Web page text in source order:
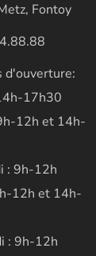
Fontoy
d'ouverture:
17h30
12h et 14h-
: 9h-12h
12h et 14h-
: 9h-12h